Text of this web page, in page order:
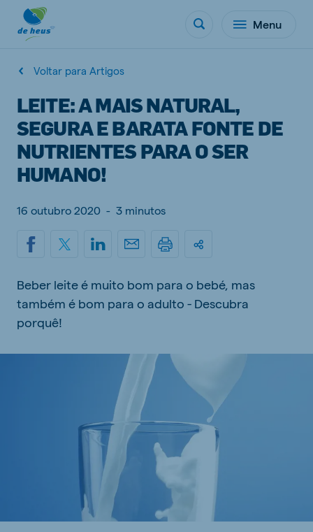
Menu
Voltar para Artigos
LEITE: A MAIS NATURAL,
SEGURA E BARATA FONTE DE
NUTRIENTES PARA O SER
HUMANO!
16 outubro 2020 - 3 minutos
Beber leite é muito bom para o bebé, mas
também é bom para o adulto - Descubra
porquê!